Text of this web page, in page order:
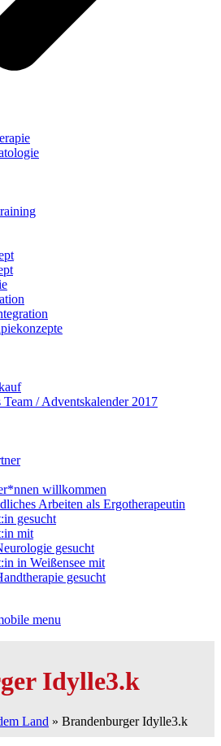
/ Adventskalender 2017
willkommen
Arbeiten als Ergotherapeutin
gesucht
mit
gesucht
in Weißensee mit
gesucht
menu
Idylle3.k
Land » Brandenburger Idylle3.k